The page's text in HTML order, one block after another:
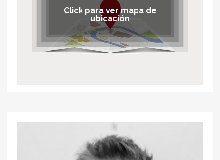
Click para ver mapa de
ubicación